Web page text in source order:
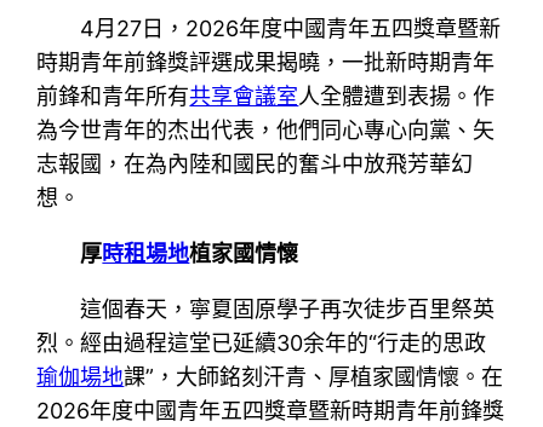
4月27日，2026年度中國青年五四獎章暨新
時期青年前鋒獎評選成果揭曉，一批新時期青年
前鋒和青年所有共享會議室人全體遭到表揚。作
為今世青年的杰出代表，他們同心專心向黨、矢
志報國，在為內陸和國民的奮斗中放飛芳華幻
想。
厚時租場地植家國情懷
這個春天，寧夏固原學子再次徒步百里祭英
烈。經由過程這堂已延續30余年的“行走的思政
瑜伽場地課”，大師銘刻汗青、厚植家國情懷。在
2026年度中國青年五四獎章暨新時期青年前鋒獎